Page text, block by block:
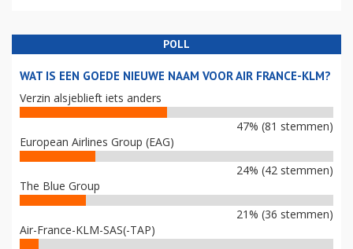
POLL
WAT IS EEN GOEDE NIEUWE NAAM VOOR AIR FRANCE-KLM?
Verzin alsjeblieft iets anders
47% (81 stemmen)
European Airlines Group (EAG)
24% (42 stemmen)
The Blue Group
21% (36 stemmen)
Air-France-KLM-SAS(-TAP)